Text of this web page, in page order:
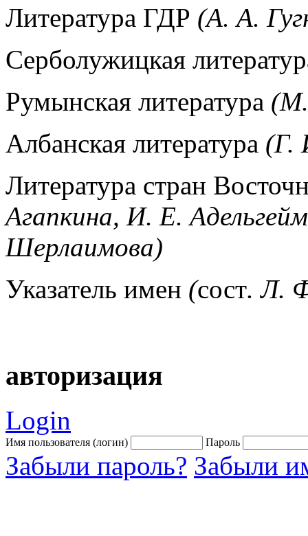
Литература ГДР (А. А.
Серболужицкая
Румынская литература
Албанская литература (Г.
Литература стран
Агапкина, И. Е.
Шерлаимова)
Указатель имен (сост. Л.
авторизация
Login
Имя пользователя (логин) Пароль
Забыли пароль? Забыли